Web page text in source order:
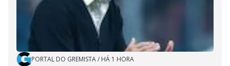
PORTAL DO GREMISTA/ HÁ 1 HORA